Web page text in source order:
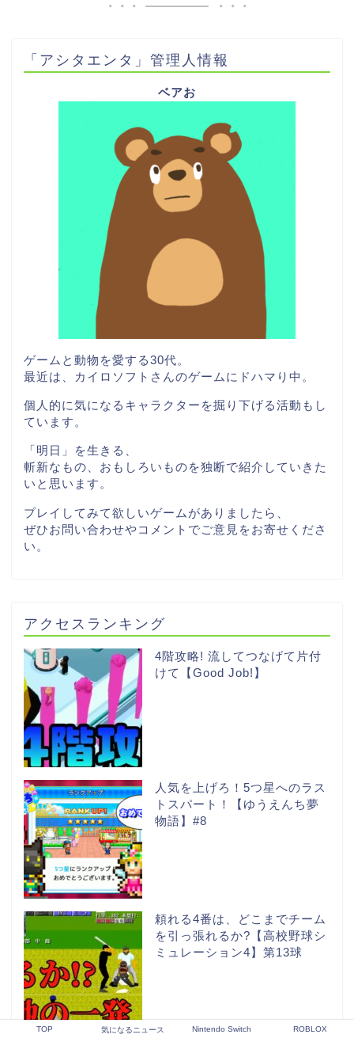
「アシタエンタ」管理人情報
ベアお
ゲームと動物を愛する30代。
最近は、カイロソフトさんのゲームにドハマり中。
個人的に気になるキャラクターを掘り下げる活動もし
ています。
「明日」を生きる、
斬新なもの、おもしろいものを独断で紹介していきた
いと思います。
プレイしてみて欲しいゲームがありましたら、
ぜひお問い合わせやコメントでご意見をお寄せくださ
い。
アクセスランキング
4階攻略! 流してつなげて片付
けて【Good Job!】
人気を上げろ！5つ星へのラス
トスパート！【ゆうえんち夢
物語】#8
頼れる4番は、どこまでチーム
を引っ張れるか?【高校野球シ
ミュレーション4】第13球
TOP 気になるニュース Nintendo Switch ROBLOX